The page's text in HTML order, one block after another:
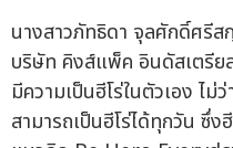
นางสาวภัทธิดา จุลศักดิ์ศรีส
บริษัท คิงส์แพ็ค อินดัสเตรีย
มีความเป็นฮีโร่ในตัวเอง ไม่
สามารถเป็นฮีโร่ได้ทุกวัน ซึ่ง